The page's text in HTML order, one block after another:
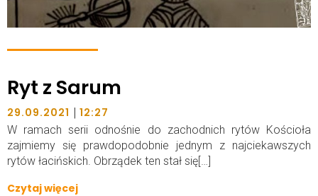
Ryt z Sarum
29.09.2021 | 12:27
W ramach serii odnośnie do zachodnich rytów Kościoła
zajmiemy się prawdopodobnie jednym z najciekawszych
rytów łacińskich. Obrządek ten stał się[…]
Czytaj więcej